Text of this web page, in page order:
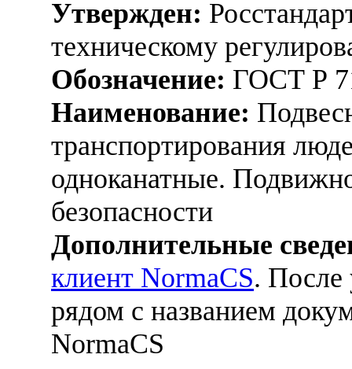
Утвержден:
техническому
Обозначение: ГОСТ Р
Наименование:
транспортирования
одноканатные.
безопасности
Дополнительные
клиент NormaCS. После
рядом с названием
NormaCS